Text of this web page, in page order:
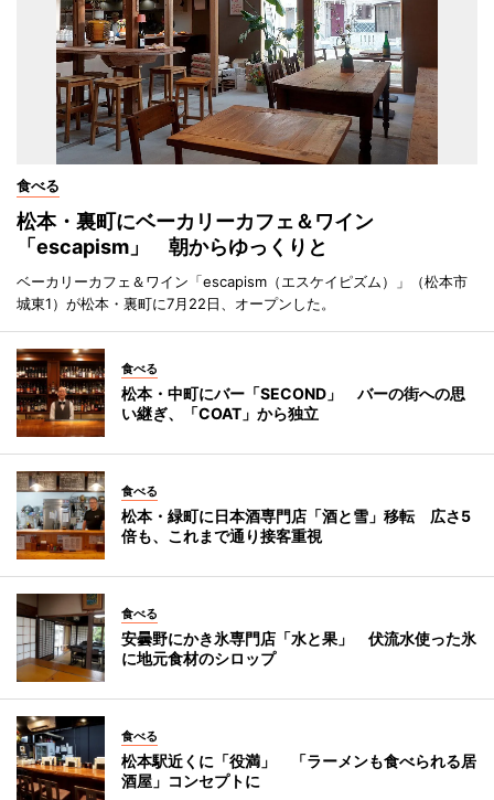
食べる
松本・裏町にベーカリーカフェ＆ワイン
「escapism」 朝からゆっくりと
ベーカリーカフェ＆ワイン「escapism（エスケイピズム）」（松本市
城東1）が松本・裏町に7月22日、オープンした。
食べる
松本・中町にバー「SECOND」 バーの街への思
い継ぎ、「COAT」から独立
食べる
松本・緑町に日本酒専門店「酒と雪」移転 広さ5
倍も、これまで通り接客重視
食べる
安曇野にかき氷専門店「水と果」 伏流水使った氷
に地元食材のシロップ
食べる
松本駅近くに「役満」 「ラーメンも食べられる居
酒屋」コンセプトに